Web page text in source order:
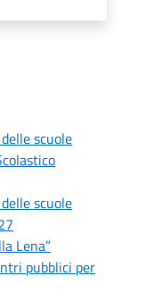
scuole
scuole
Lena”
pubblici per